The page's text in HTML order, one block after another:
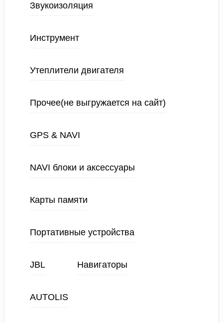
Звукоизоляция
Инструмент
Утеплители двигателя
Прочее(не выгружается на сайт)
GPS & NAVI
NAVI блоки и аксессуары
Карты памяти
Портативные устройства
JBL Навигаторы
AUTOLIS